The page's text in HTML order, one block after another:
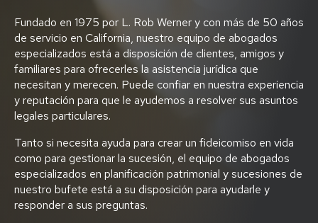
Fundado en 1975 por L. Rob Werner y con más de 50 años
de servicio en California, nuestro equipo de abogados
especializados está a disposición de clientes, amigos y
familiares para ofrecerles la asistencia jurídica que
necesitan y merecen. Puede confiar en nuestra experiencia
y reputación para que le ayudemos a resolver sus asuntos
legales particulares.
Tanto si necesita ayuda para crear un fideicomiso en vida
como para gestionar la sucesión, el equipo de abogados
especializados en planificación patrimonial y sucesiones de
nuestro bufete está a su disposición para ayudarle y
responder a sus preguntas.